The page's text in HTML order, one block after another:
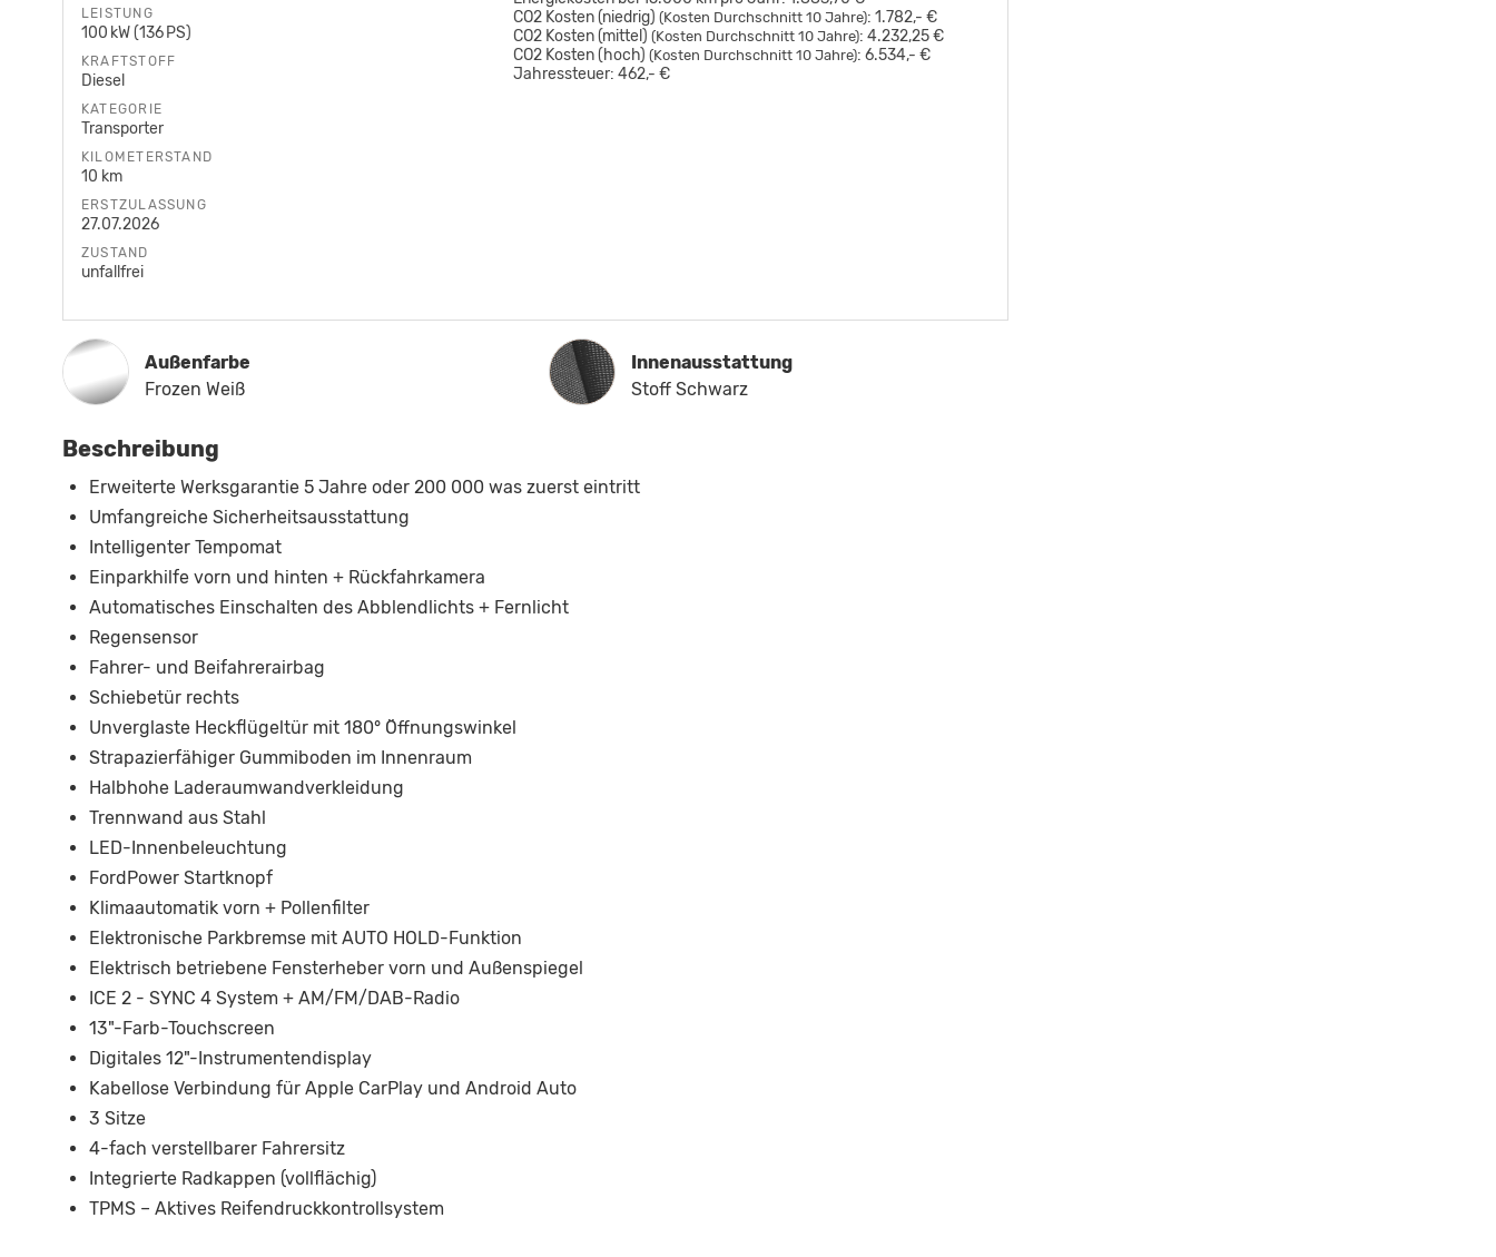
LEISTUNG
100 kW (136 PS)
KRAFTSTOFF
Diesel
KATEGORIE
Transporter
KILOMETERSTAND
10 km
ERSTZULASSUNG
27.07.2026
ZUSTAND
unfallfrei
CO2 Kosten (niedrig) (Kosten Durchschnitt 10 Jahre): 1.782,- €
CO2 Kosten (mittel) (Kosten Durchschnitt 10 Jahre): 4.232,25 €
CO2 Kosten (hoch) (Kosten Durchschnitt 10 Jahre): 6.534,- €
Jahressteuer: 462,- €
Außenfarbe
Frozen Weiß
Innenausstattung
Innenausstattung
Stoff Schwarz
Beschreibung
Erweiterte Werksgarantie 5 Jahre oder 200 000 was zuerst eintritt
Umfangreiche Sicherheitsausstattung
Intelligenter Tempomat
Einparkhilfe vorn und hinten + Rückfahrkamera
Automatisches Einschalten des Abblendlichts + Fernlicht
Regensensor
Fahrer- und Beifahrerairbag
Schiebetür rechts
Unverglaste Heckflügeltür mit 180° Öffnungswinkel
Strapazierfähiger Gummiboden im Innenraum
Halbhohe Laderaumwandverkleidung
Trennwand aus Stahl
LED-Innenbeleuchtung
FordPower Startknopf
Klimaautomatik vorn + Pollenfilter
Elektronische Parkbremse mit AUTO HOLD-Funktion
Elektrisch betriebene Fensterheber vorn und Außenspiegel
ICE 2 - SYNC 4 System + AM/FM/DAB-Radio
13"-Farb-Touchscreen
Digitales 12"-Instrumentendisplay
Kabellose Verbindung für Apple CarPlay und Android Auto
3 Sitze
4-fach verstellbarer Fahrersitz
Integrierte Radkappen (vollflächig)
TPMS – Aktives Reifendruckkontrollsystem